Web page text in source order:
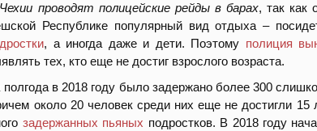
проводят полицейские рейды в барах, так как
Республике популярный вид отдыха –
, а иногда даже и дети. Поэтому полиция
тех, кто еще не достиг взрослого возраста.
полгода в 2018 году было задержано более 300
около 20 человек среди них еще не достигли
задержанных пьяных подростков. В 2018 году